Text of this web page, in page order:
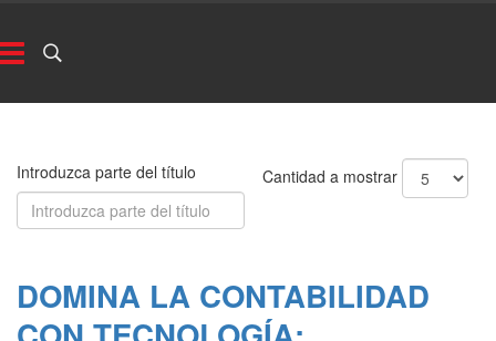
Introduzca parte del título Cantidad a mostrar
DOMINA LA CONTABILIDAD